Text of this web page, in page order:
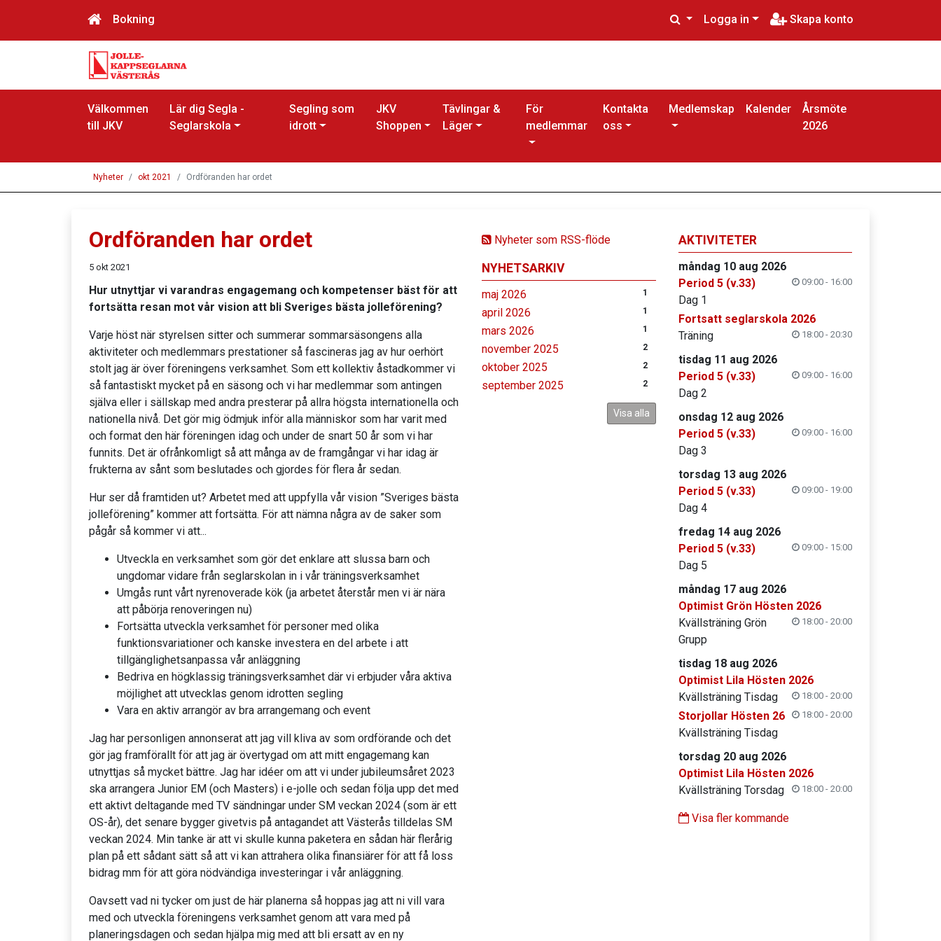
Bokning Logga in Skapa konto
Välkommen
till JKV
Lär dig Segla -
Seglarskola
Segling som
idrott
JKV
Shoppen
Tävlingar &
Läger
För
medlemmar
Kontakta
oss
Medlemskap Kalender
Årsmöte
2026
Nyheter okt 2021 Ordföranden har ordet
Nyheter som RSS-flöde
NYHETSARKIV
maj 2026 1
april 2026 1
mars 2026 1
november 2025 2
oktober 2025 2
september 2025 2
Visa alla
Ordföranden har ordet
5 okt 2021
Hur utnyttjar vi varandras engagemang och kompetenser bäst för att
fortsätta resan mot vår vision att bli Sveriges bästa jolleförening?
Varje höst när styrelsen sitter och summerar sommarsäsongens alla
aktiviteter och medlemmars prestationer så fascineras jag av hur oerhört
stolt jag är över föreningens verksamhet. Som ett kollektiv åstadkommer vi
så fantastiskt mycket på en säsong och vi har medlemmar som antingen
själva eller i sällskap med andra presterar på allra högsta internationella och
nationella nivå. Det gör mig ödmjuk inför alla människor som har varit med
och format den här föreningen idag och under de snart 50 år som vi har
funnits. Det är ofrånkomligt så att många av de framgångar vi har idag är
frukterna av sånt som beslutades och gjordes för flera år sedan.
Hur ser då framtiden ut? Arbetet med att uppfylla vår vision ”Sveriges bästa
jolleförening” kommer att fortsätta. För att nämna några av de saker som
pågår så kommer vi att...
Utveckla en verksamhet som gör det enklare att slussa barn och
ungdomar vidare från seglarskolan in i vår träningsverksamhet
Umgås runt vårt nyrenoverade kök (ja arbetet återstår men vi är nära
att påbörja renoveringen nu)
Fortsätta utveckla verksamhet för personer med olika
funktionsvariationer och kanske investera en del arbete i att
tillgänglighetsanpassa vår anläggning
Bedriva en högklassig träningsverksamhet där vi erbjuder våra aktiva
möjlighet att utvecklas genom idrotten segling
Vara en aktiv arrangör av bra arrangemang och event
Jag har personligen annonserat att jag vill kliva av som ordförande och det
gör jag framförallt för att jag är övertygad om att mitt engagemang kan
utnyttjas så mycket bättre. Jag har idéer om att vi under jubileumsåret 2023
ska arrangera Junior EM (och Masters) i e-jolle och sedan följa upp det med
ett aktivt deltagande med TV sändningar under SM veckan 2024 (som är ett
OS-år), det senare bygger givetvis på antagandet att Västerås tilldelas SM
veckan 2024. Min tanke är att vi skulle kunna paketera en sådan här flerårig
plan på ett sådant sätt så att vi kan attrahera olika finansiärer för att få loss
bidrag mm för att göra nödvändiga investeringar i vår anläggning.
Oavsett vad ni tycker om just de här planerna så hoppas jag att ni vill vara
med och utveckla föreningens verksamhet genom att vara med på
planeringsdagen och sedan hjälpa mig med att bli ersatt av en ny
AKTIVITETER
måndag 10 aug 2026
Period 5 (v.33)
09:00 - 16:00
Dag 1
Fortsatt seglarskola 2026
18:00 - 20:30
Träning
tisdag 11 aug 2026
Period 5 (v.33)
09:00 - 16:00
Dag 2
onsdag 12 aug 2026
Period 5 (v.33)
09:00 - 16:00
Dag 3
torsdag 13 aug 2026
Period 5 (v.33)
09:00 - 19:00
Dag 4
fredag 14 aug 2026
Period 5 (v.33)
09:00 - 15:00
Dag 5
måndag 17 aug 2026
Optimist Grön Hösten 2026
18:00 - 20:00
Kvällsträning Grön
Grupp
tisdag 18 aug 2026
Optimist Lila Hösten 2026
18:00 - 20:00
Kvällsträning Tisdag
Storjollar Hösten 26
18:00 - 20:00
Kvällsträning Tisdag
torsdag 20 aug 2026
Optimist Lila Hösten 2026
18:00 - 20:00
Kvällsträning Torsdag
Visa fler kommande